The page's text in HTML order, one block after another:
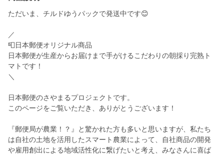
ただいま、チルドゆうパックで発送中です😊
／
📮日本郵便オリジナル商品
日本郵便が生産からお届けまで手がけるこだわりの朝採り完熟ト
マトです！
＼
日本郵便のさやまるプロジェクトです。
このページをご覧いただき、ありがとうございます！
『郵便局が農業！？』と驚かれた方も多いと思いますが、私たち
は自社の土地を活用したスマート農業によって、自社商品の開発
や雇用創出による地域活性化に繋げたいと考え、みなさんに喜ば